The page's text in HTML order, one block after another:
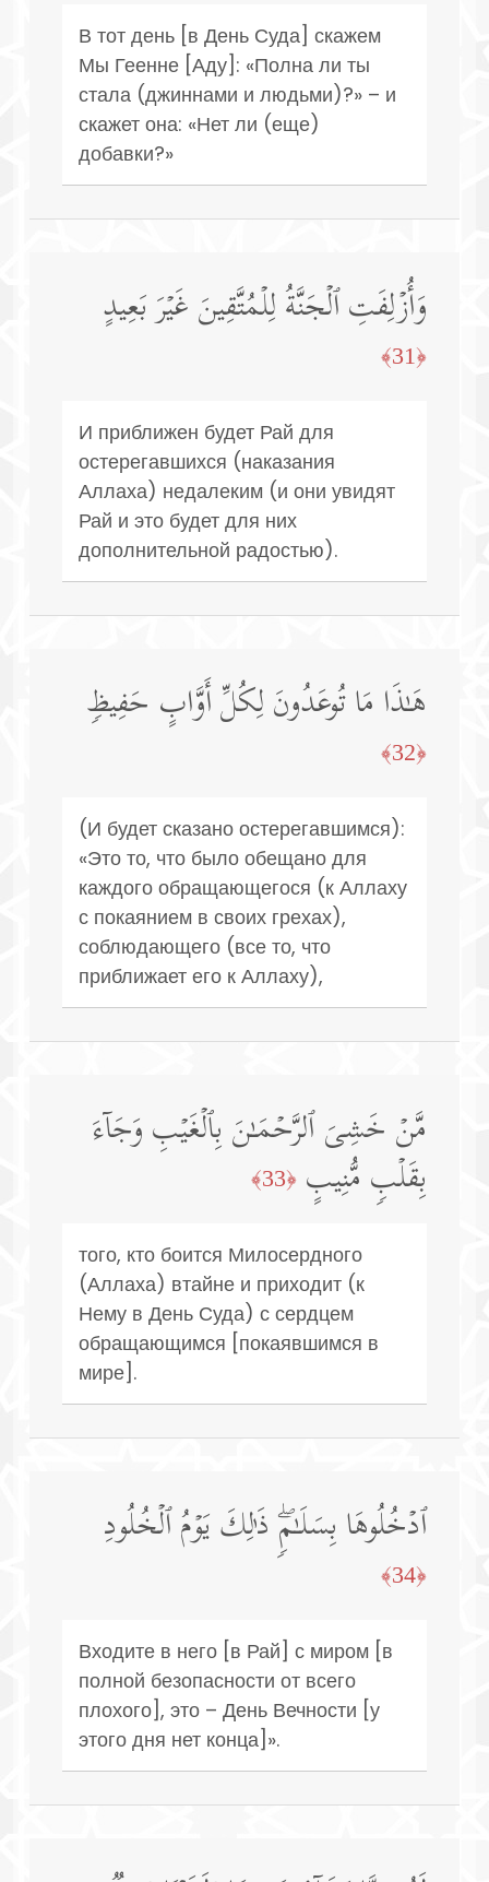
В тот день [в День Суда] скажем
Мы Геенне [Аду]: «Полна ли ты
стала (джиннами и людьми)?» – и
скажет она: «Нет ли (еще)
добавки?»
وَأُزۡلِفَتِ ٱلۡجَنَّةُ لِلۡمُتَّقِینَ غَیۡرَ بَعِیدٍ
﴿31﴾
И приближен будет Рай для
остерегавшихся (наказания
Аллаха) недалеким (и они увидят
Рай и это будет для них
дополнительной радостью).
هَـٰذَا مَا تُوعَدُونَ لِكُلِّ أَوَّابٍ حَفِیظࣲ
﴿32﴾
(И будет сказано остерегавшимся):
«Это то, что было обещано для
каждого обращающегося (к Аллаху
с покаянием в своих грехах),
соблюдающего (все то, что
приближает его к Аллаху),
مَّنۡ خَشِیَ ٱلرَّحۡمَـٰنَ بِٱلۡغَیۡبِ وَجَاۤءَ
بِقَلۡبࣲ مُّنِیبٍ ﴿33﴾
того, кто боится Милосердного
(Аллаха) втайне и приходит (к
Нему в День Суда) с сердцем
обращающимся [покаявшимся в
мире].
ٱدۡخُلُوهَا بِسَلَـٰمࣲۖ ذَ ٰ⁠لِكَ یَوۡمُ ٱلۡخُلُودِ
﴿34﴾
Входите в него [в Рай] с миром [в
полной безопасности от всего
плохого], это – День Вечности [у
этого дня нет конца]».